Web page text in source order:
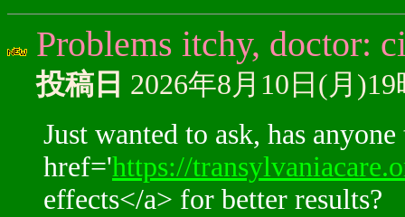
Problems itchy, doctor:
投稿日 2026年8月10日(月
Just wanted to ask, has
href='https://
effects</a> for better results?